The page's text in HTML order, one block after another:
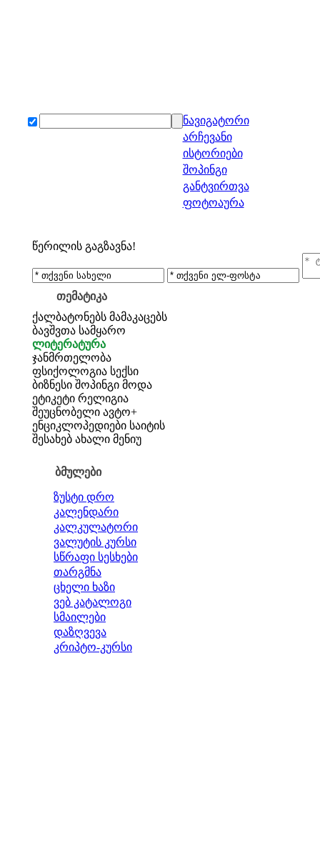
ნავიგატორი
არჩევანი
ისტორიები
შოპინგი
განტვირთვა
ფოტოაურა
წერილის გაგზავნა!
თემატიკა
ქალბატონებს მამაკაცებს
ბავშვთა სამყარო
ლიტერატურა
ჯანმრთელობა
ფსიქოლოგია სექსი
ბიზნესი შოპინგი მოდა
ეტიკეტი რელიგია
შეუცნობელი ავტო+
ენციკლოპედიები საიტის
შესახებ ახალი მენიუ
ბმულები
ზუსტი დრო
კალენდარი
კალკულატორი
ვალუტის კურსი
სწრაფი სესხები
თარგმნა
ცხელი ხაზი
ვებ კატალოგი
სმაილები
დაზღვევა
კრიპტო-კურსი